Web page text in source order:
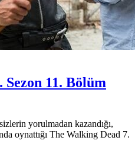
11. Bölüm
yorulmadan kazandığı,
oynattığı The Walking Dead 7.